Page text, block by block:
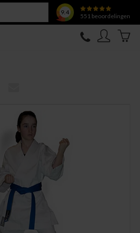
9.4
551 beoordelingen